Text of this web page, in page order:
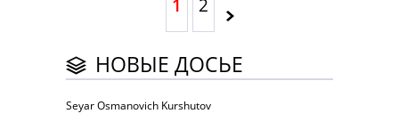
1 2
НОВЫЕ ДОСЬЕ
Seyar Osmanovich Kurshutov